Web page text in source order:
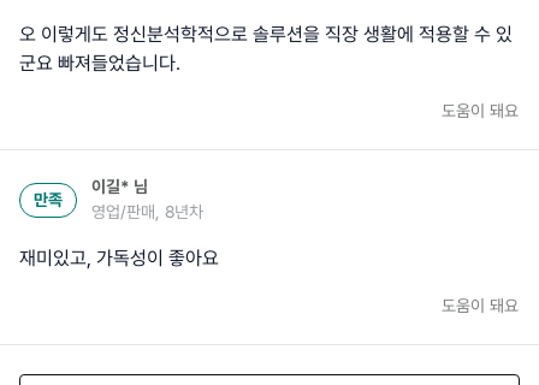
오 이렇게도 정신분석학적으로 솔루션을 직장 생활에 적용할 수 있
도움이 돼요
만족
이길* 님
영업/판매, 8년차
재미있고, 가독성이 좋아요
도움이 돼요